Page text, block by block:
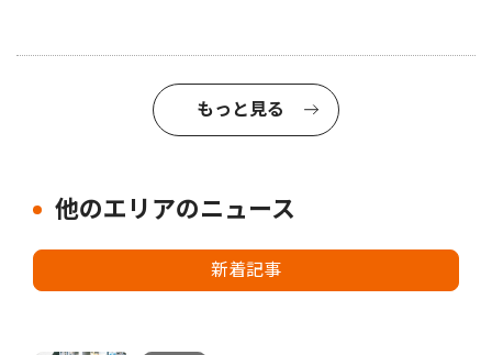
もっと見る
他のエリアのニュース
新着記事